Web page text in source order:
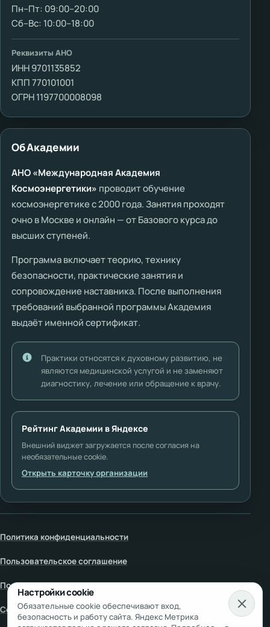
Пн–Пт: 09:00–20:00
Сб–Вс: 10:00–18:00
Реквизиты АНО
ИНН 9701135852
КПП 770101001
ОГРН 1197700008098
Об Академии
АНО «Международная Академия
Космоэнергетики» проводит обучение
космоэнергетике с 2000 года. Занятия проходят
очно в Москве и онлайн — от Базового курса до
высших ступеней.
Программа включает теорию, технику
безопасности, практические занятия и
сопровождение наставника. После выполнения
требований выбранной программы Академия
выдаёт именной сертификат.
Практики относятся к духовному развитию, не
являются медицинской услугой и не заменяют
диагностику, лечение или обращение к врачу.
Рейтинг Академии в Яндексе
Внешний виджет загружается после согласия на
необязательные cookie.
Открыть карточку организации
Политика конфиденциальности
Пользовательское соглашение
Политика cookie
Согласие на обработку персональных данных
Настройки cookie
Обязательные cookie обеспечивают вход,
безопасность и работу сайта. Яндекс Метрика